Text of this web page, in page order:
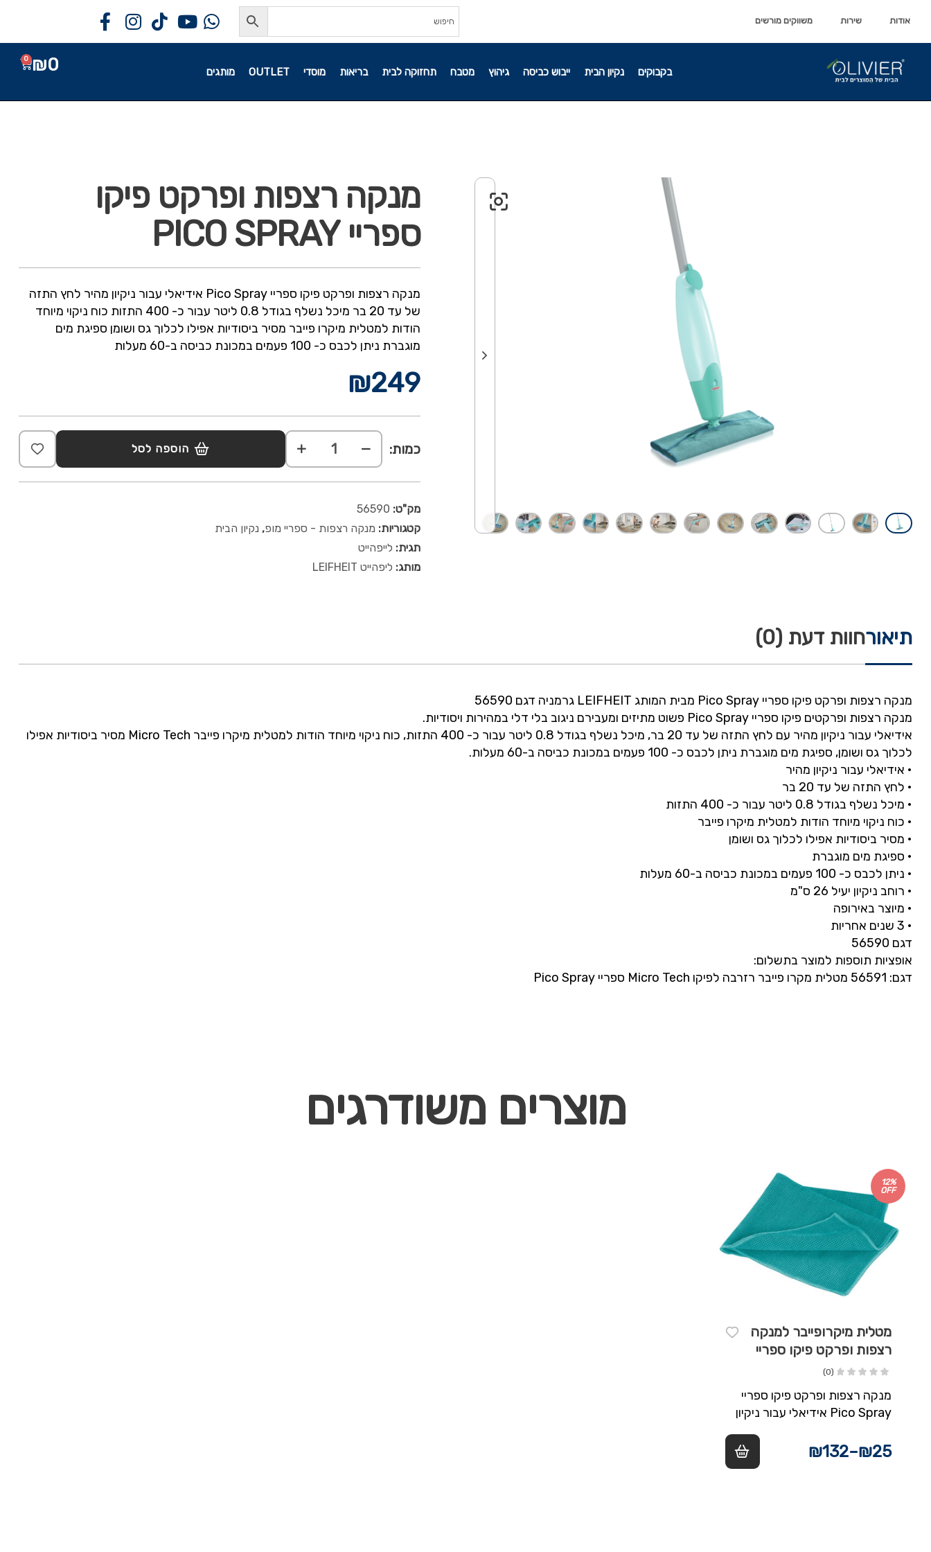
אודות שירות משווקים מורשים
בקבוקים נקיון הבית ייבוש כביסה גיהוץ מטבח תחזוקה לבית בריאות מוסדי OUTLET מותגים ₪0
0
מנקה רצפות ופרקט פיקו
ספריי PICO SPRAY
מנקה רצפות ופרקט פיקו ספריי Pico Spray אידיאלי עבור ניקיון מהיר לחץ התזה
של עד 20 בר מיכל נשלף בגודל 0.8 ליטר עבור כ- 400 התזות כוח ניקוי מיוחד
הודות למטלית מיקרו פייבר מסיר ביסודיות אפילו לכלוך גס ושומן ספיגת מים
מוגברת ניתן לכבס כ- 100 פעמים במכונת כביסה ב-60 מעלות
₪249
כמות: הוספה לסל
מק"ט: 56590
קטגוריות: מנקה רצפות - ספריי מופ, נקיון הבית
תגית: לייפהייט
מותג: ליפהייט LEIFHEIT
תיאורחוות דעת (0)
מנקה רצפות ופרקט פיקו ספריי Pico Spray מבית המותג LEIFHEIT גרמניה דגם 56590
מנקה רצפות ופרקטים פיקו ספריי Pico Spray פשוט מתיזים ומעבירם ניגוב בלי דלי במהירות ויסודיות.
אידיאלי עבור ניקיון מהיר עם לחץ התזה של עד 20 בר, מיכל נשלף בגודל 0.8 ליטר עבור כ- 400 התזות, כוח ניקוי מיוחד הודות למטלית מיקרו פייבר Micro Tech מסיר ביסודיות אפילו
לכלוך גס ושומן, ספיגת מים מוגברת ניתן לכבס כ- 100 פעמים במכונת כביסה ב-60 מעלות.
• אידיאלי עבור ניקיון מהיר
• לחץ התזה של עד 20 בר
• מיכל נשלף בגודל 0.8 ליטר עבור כ- 400 התזות
• כוח ניקוי מיוחד הודות למטלית מיקרו פייבר
• מסיר ביסודיות אפילו לכלוך גס ושומן
• ספיגת מים מוגברת
• ניתן לכבס כ- 100 פעמים במכונת כביסה ב-60 מעלות
• רוחב ניקיון יעיל 26 ס"מ
• מיוצר באירופה
• 3 שנים אחריות
דגם 56590
אופציות תוספות למוצר בתשלום:
דגם: 56591 מטלית מקרו פייבר רזרבה לפיקו Micro Tech ספריי Pico Spray
מוצרים משודרגים
12%
OFF
מטלית מיקרופייבר למנקה
רצפות ופרקט פיקו ספריי
PICO SPRAY
(0)
מנקה רצפות ופרקט פיקו ספריי
Pico Spray אידיאלי עבור ניקיון
מיכל נשלף בגודל…
₪25
–
₪132